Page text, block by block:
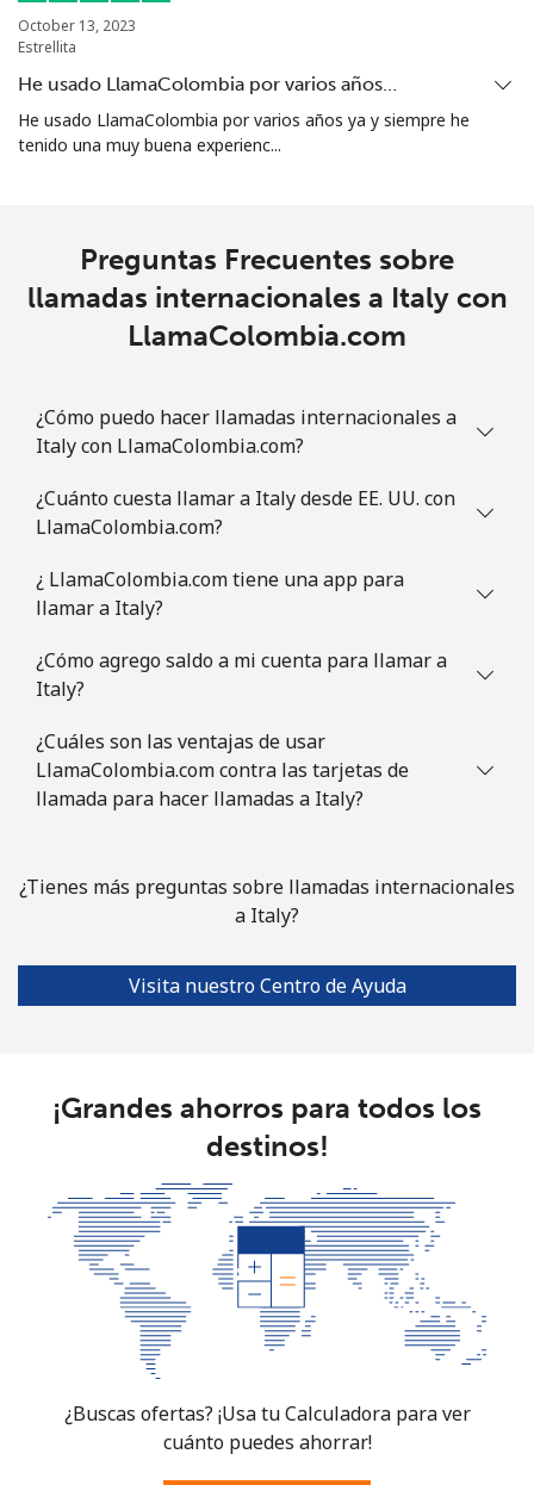
October 13, 2023
Estrellita
He usado LlamaColombia por varios años…
He usado LlamaColombia por varios años ya y siempre he
tenido una muy buena experienc...
Preguntas Frecuentes sobre
llamadas internacionales a Italy con
LlamaColombia.com
¿Cómo puedo hacer llamadas internacionales a
Italy con LlamaColombia.com?
¿Cuánto cuesta llamar a Italy desde EE. UU. con
LlamaColombia.com?
¿ LlamaColombia.com tiene una app para
llamar a Italy?
¿Cómo agrego saldo a mi cuenta para llamar a
Italy?
¿Cuáles son las ventajas de usar
LlamaColombia.com contra las tarjetas de
llamada para hacer llamadas a Italy?
¿Tienes más preguntas sobre llamadas internacionales
a Italy?
Visita nuestro Centro de Ayuda
¡Grandes ahorros para todos los
destinos!
¿Buscas ofertas? ¡Usa tu Calculadora para ver
cuánto puedes ahorrar!